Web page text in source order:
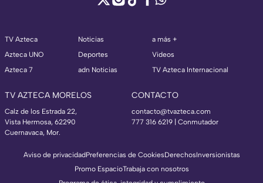
TV Azteca
Azteca UNO
Azteca 7
Noticias
Deportes
adn Noticias
a más +
Videos
TV Azteca Internacional
TV AZTECA MORELOS
Calz de los Estrada 22,
Vista Hermosa, 62290
Cuernavaca, Mor.
CONTACTO
contacto@tvazteca.com
777 316 6219 | Conmutador
Aviso de privacidadPreferencias de CookiesDerechosInversionistas
Promo EspacioTrabaja con nosotros